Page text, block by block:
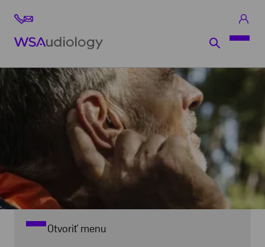
Otvoriť menu